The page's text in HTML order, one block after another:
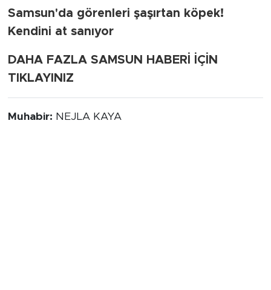
Samsun'da görenleri şaşırtan köpek!
Kendini at sanıyor
DAHA FAZLA SAMSUN HABERİ İÇİN
TIKLAYINIZ
Muhabir: NEJLA KAYA